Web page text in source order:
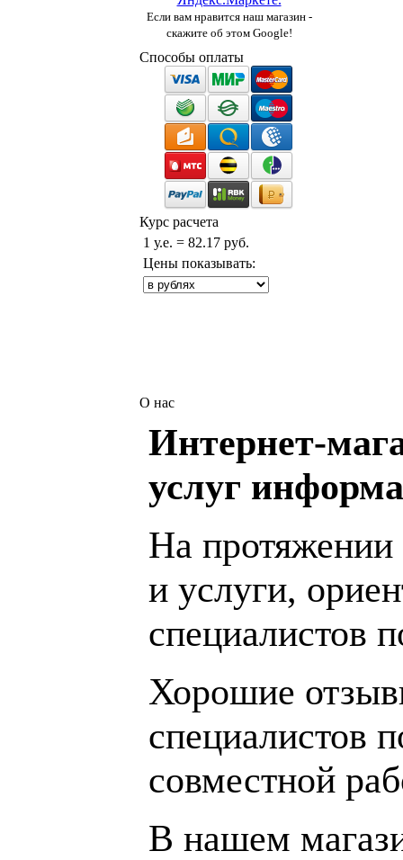
Если вам нравится наш магазин -
скажите об этом Google!
Способы оплаты
Курс расчета
1 у.е. = 82.17 руб.
Цены показывать:
О нас
Интернет-
услуг
На протяжении
и услуги,
специалистов
Хорошие
специалистов
совместной
В нашем